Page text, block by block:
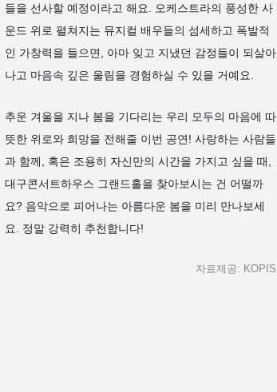
들을 선사할 예정이라고 해요. 오케스트라의 풍성한 사
운드 위로 펼쳐지는 뮤지컬 배우들의 섬세하고 폭발적
인 가창력을 들으면, 아마 잊고 지냈던 감정들이 되살아
나고 마음속 깊은 울림을 경험하실 수 있을 거예요.
추운 겨울을 지나 봄을 기다리는 우리 모두의 마음에 따
뜻한 위로와 희망을 전해줄 이번 공연! 사랑하는 사람들
과 함께, 혹은 조용히 자신만의 시간을 가지고 싶을 때,
대구콘서트하우스 그랜드홀을 찾아보시는 건 어떨까
요? 음악으로 피어나는 아름다운 봄을 미리 만나보세
요. 정말 강력히 추천합니다!
자료제공: KOPIS